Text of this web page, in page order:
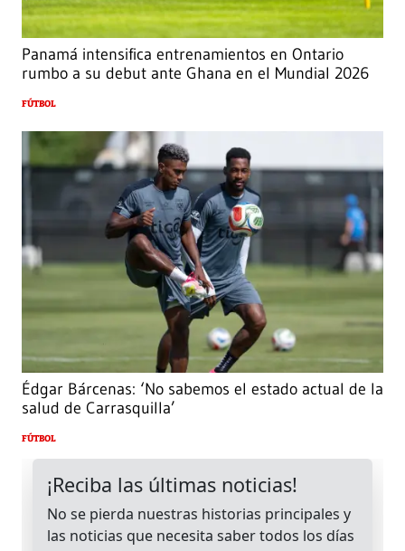
Panamá intensifica entrenamientos en Ontario
rumbo a su debut ante Ghana en el Mundial 2026
FÚTBOL
Édgar Bárcenas: ‘No sabemos el estado actual de la
salud de Carrasquilla’
FÚTBOL